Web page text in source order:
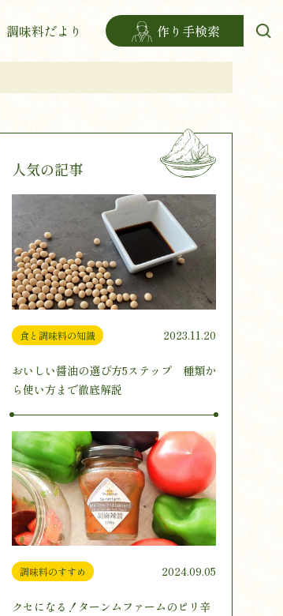
調味料だより 作り手検索
人気の記事
食と調味料の知識 2023.11.20
おいしい醤油の選び方5ステップ 種類か
ら使い方まで徹底解説
調味料のすすめ 2024.09.05
クセになる！ターンムファームのピリ辛